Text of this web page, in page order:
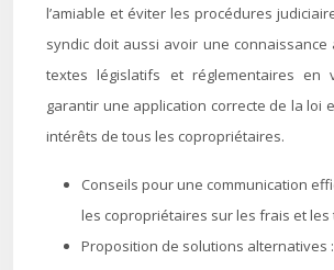
l’amiable et éviter les procédures
syndic doit aussi avoir une
textes législatifs et réglementaires en
garantir une application correcte de la loi
intérêts de tous les copropriétaires.
Conseils pour une communication
les copropriétaires sur les frais et les
Proposition de solutions alternatives